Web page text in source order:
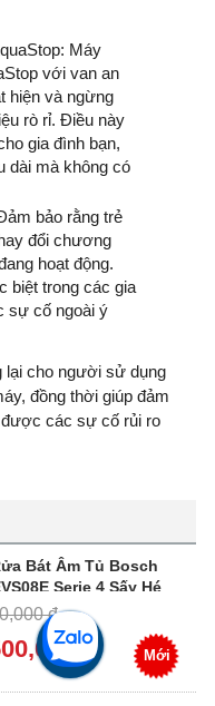
Máy
với van an
hiện và ngừng
rò rỉ. Điều này
gia đình bạn,
dài mà không có
bảo rằng trẻ
đổi chương
hoạt động.
biệt trong các gia
sự cố ngoài ý
lại cho người sử dụng
đồng thời giúp đảm
được các sự cố rủi ro
Bát Âm Tủ Bosch
Serie 4 Sấy Hé
Động
đ
đ Mới